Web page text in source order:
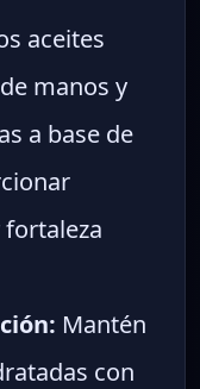
aceites
manos y
a base de
Mantén
con